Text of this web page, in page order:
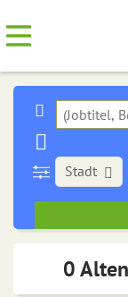
Stadt
0